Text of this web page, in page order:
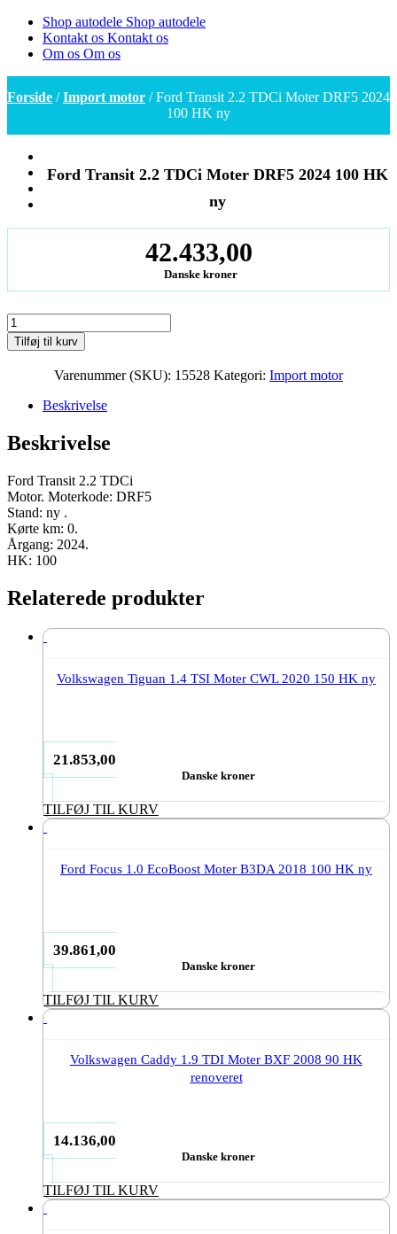
Shop autodele Shop autodele
Kontakt os Kontakt os
Om os Om os
Forside /Import motor / Ford Transit 2.2 TDCi Moter DRF5 2024
100 HK ny
Ford Transit 2.2 TDCi Moter DRF5 2024 100 HK
ny
42.433,00
Danske kroner
Ford
Transit
2.2
HK
antal
Tilføj til kurv
Varenummer (SKU): 15528 Kategori: Import motor
Beskrivelse
Beskrivelse
Ford Transit 2.2 TDCi
Motor. Moterkode: DRF5
Stand: ny .
Kørte km: 0.
Årgang: 2024.
HK: 100
Relaterede produkter
Volkswagen Tiguan 1.4 TSI Moter CWL 2020 150 HK ny
21.853,00
Danske kroner
TILFØJ TIL KURV
Ford Focus 1.0 EcoBoost Moter B3DA 2018 100 HK ny
39.861,00
Danske kroner
TILFØJ TIL KURV
Volkswagen Caddy 1.9 TDI Moter BXF 2008 90 HK
renoveret
14.136,00
Danske kroner
TILFØJ TIL KURV